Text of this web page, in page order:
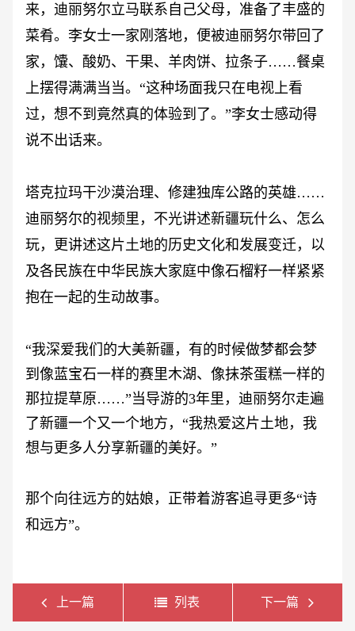
来，迪丽努尔立马联系自己父母，准备了丰盛的
菜肴。李女士一家刚落地，便被迪丽努尔带回了
家，馕、酸奶、干果、羊肉饼、拉条子……餐桌
上摆得满满当当。“这种场面我只在电视上看
过，想不到竟然真的体验到了。”李女士感动得
说不出话来。
塔克拉玛干沙漠治理、修建独库公路的英雄……
迪丽努尔的视频里，不光讲述新疆玩什么、怎么
玩，更讲述这片土地的历史文化和发展变迁，以
及各民族在中华民族大家庭中像石榴籽一样紧紧
抱在一起的生动故事。
“我深爱我们的大美新疆，有的时候做梦都会梦
到像蓝宝石一样的赛里木湖、像抹茶蛋糕一样的
那拉提草原……”当导游的3年里，迪丽努尔走遍
了新疆一个又一个地方，“我热爱这片土地，我
想与更多人分享新疆的美好。”
那个向往远方的姑娘，正带着游客追寻更多“诗
和远方”。
上一篇 列表 下一篇